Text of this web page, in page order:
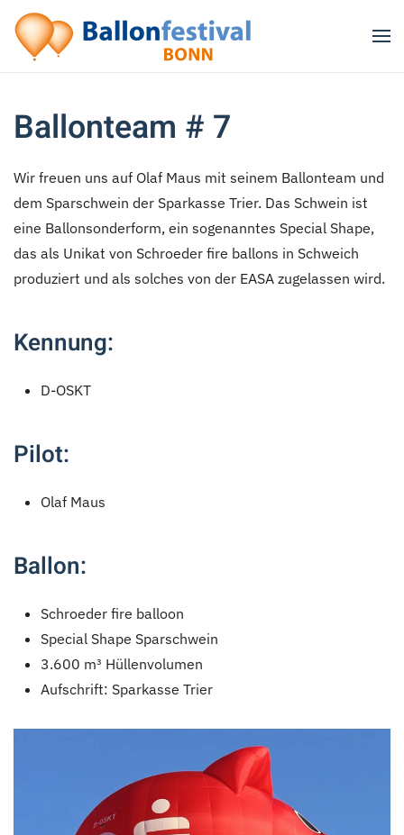
Zum Hauptinhalt springen
Ballonteam # 7
Wir freuen uns auf Olaf Maus mit seinem Ballonteam und
dem Sparschwein der Sparkasse Trier. Das Schwein ist
eine Ballonsonderform, ein sogenanntes Special Shape,
das als Unikat von Schroeder fire ballons in Schweich
produziert und als solches von der EASA zugelassen wird.
Kennung:
D-OSKT
Pilot:
Olaf Maus
Ballon:
Schroeder fire balloon
Special Shape Sparschwein
3.600 m³ Hüllenvolumen
Aufschrift: Sparkasse Trier